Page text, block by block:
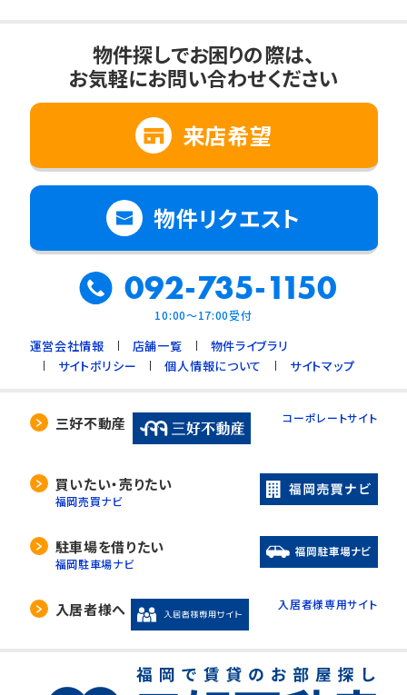
物件探しでお困りの際は、
お気軽にお問い合わせください
来店希望
物件リクエスト
092-735-1150
10:00～17:00受付
運営会社情報 店舗一覧
物件ライブラリ
サイトポリシー
個人情報について サイトマップ
三好不動産 コーポレートサイト
買いたい・売りたい
福岡売買ナビ
駐車場を借りたい
福岡駐車場ナビ
入居者様へ 入居者様専用サイト